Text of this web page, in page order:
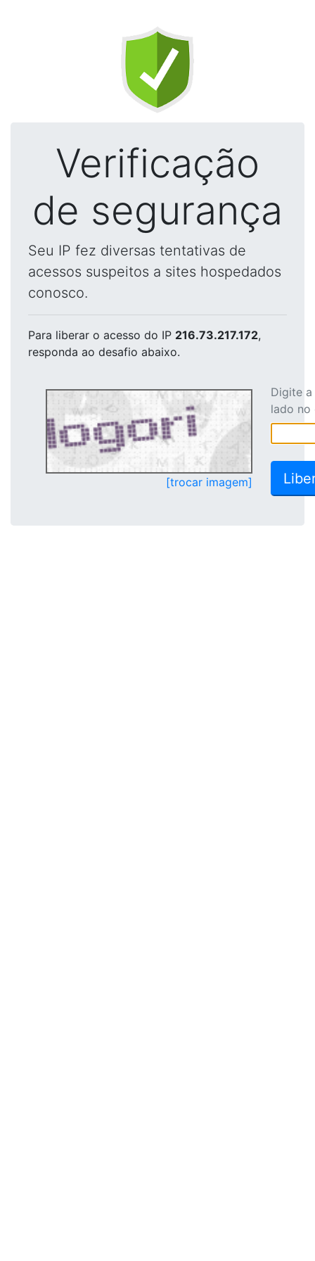
Verificação
de segurança
Seu IP fez diversas tentativas de
acessos suspeitos a sites hospedados
conosco.
Para liberar o acesso do IP 216.73.217.172,
responda ao desafio abaixo.
[trocar imagem]
Digite
lado no